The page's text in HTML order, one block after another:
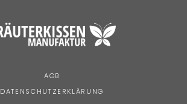
AGB
DATENSCHUTZERKLÄRUNG